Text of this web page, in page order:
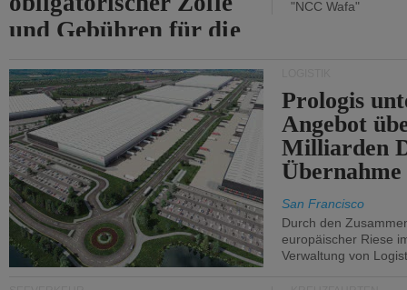
und Gebühren für die
von Hormuz.
"NCC Wafa"
Prologis
Angebot
Milliarden
Übernahme
San Francisco
Durch den
europäischer Riese
Verwaltung von